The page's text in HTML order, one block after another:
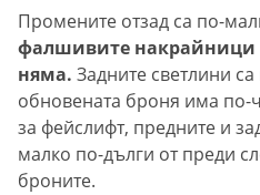
Промените отзад са по-
фалшивите накрайници
няма. Задните светлини
обновената броня има по-
за фейслифт, предните и
малко по-дълги от преди
броните.